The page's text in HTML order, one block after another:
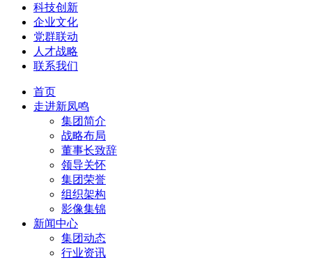
科技创新
企业文化
党群联动
人才战略
联系我们
首页
走进新凤鸣
集团简介
战略布局
董事长致辞
领导关怀
集团荣誉
组织架构
影像集锦
新闻中心
集团动态
行业资讯